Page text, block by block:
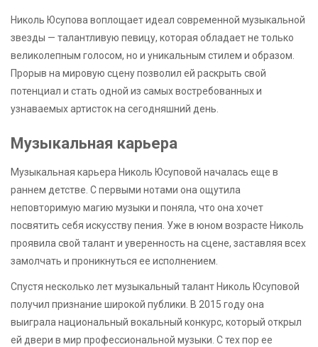
Николь Юсупова воплощает идеал современной музыкальной
звезды — талантливую певицу, которая обладает не только
великолепным голосом, но и уникальным стилем и образом.
Прорыв на мировую сцену позволил ей раскрыть свой
потенциал и стать одной из самых востребованных и
узнаваемых артисток на сегодняшний день.
Музыкальная карьера
Музыкальная карьера Николь Юсуповой началась еще в
раннем детстве. С первыми нотами она ощутила
неповторимую магию музыки и поняла, что она хочет
посвятить себя искусству пения. Уже в юном возрасте Николь
проявила свой талант и уверенность на сцене, заставляя всех
замолчать и проникнуться ее исполнением.
Спустя несколько лет музыкальный талант Николь Юсуповой
получил признание широкой публики. В 2015 году она
выиграла национальный вокальный конкурс, который открыл
ей двери в мир профессиональной музыки. С тех пор ее